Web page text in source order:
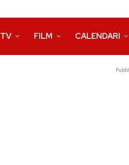
FILM CALENDARI